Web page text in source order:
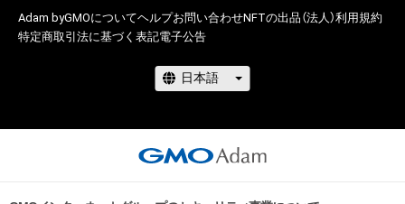
Adam byGMOについてヘルプお問い合わせNFTの出品（法人）利用規約
特定商取引法に基づく表記電子公告